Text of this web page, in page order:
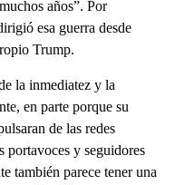
años”. Por
esa guerra desde
Trump.
la inmediatez y la
en parte porque su
de las redes
portavoces y seguidores
también parece tener una